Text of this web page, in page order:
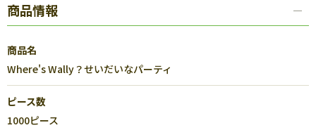
商品情報
商品名
Where's Wally？せいだいなパーティ
ピース数
1000ピース